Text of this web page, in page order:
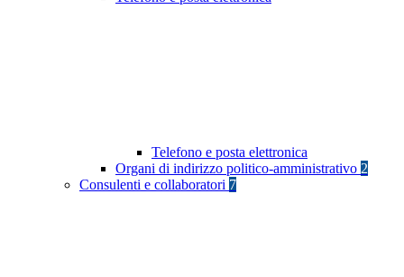
Telefono e posta elettronica
Organi di indirizzo politico-amministrativo 2
Consulenti e collaboratori 7